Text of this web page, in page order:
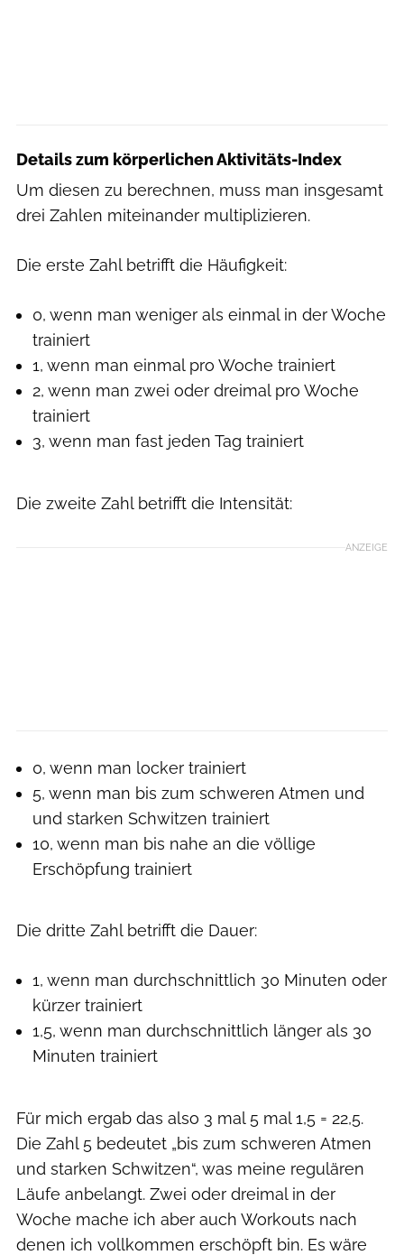
Details zum körperlichen Aktivitäts-Index
Um diesen zu berechnen, muss man insgesamt
drei Zahlen miteinander multiplizieren.
Die erste Zahl betrifft die Häufigkeit:
0, wenn man weniger als einmal in der Woche
trainiert
1, wenn man einmal pro Woche trainiert
2, wenn man zwei oder dreimal pro Woche
trainiert
3, wenn man fast jeden Tag trainiert
Die zweite Zahl betrifft die Intensität:
ANZEIGE
0, wenn man locker trainiert
5, wenn man bis zum schweren Atmen und
und starken Schwitzen trainiert
10, wenn man bis nahe an die völlige
Erschöpfung trainiert
Die dritte Zahl betrifft die Dauer:
1, wenn man durchschnittlich 30 Minuten oder
kürzer trainiert
1,5, wenn man durchschnittlich länger als 30
Minuten trainiert
Für mich ergab das also 3 mal 5 mal 1,5 = 22,5.
Die Zahl 5 bedeutet „bis zum schweren Atmen
und starken Schwitzen“, was meine regulären
Läufe anbelangt. Zwei oder dreimal in der
Woche mache ich aber auch Workouts nach
denen ich vollkommen erschöpft bin. Es wäre